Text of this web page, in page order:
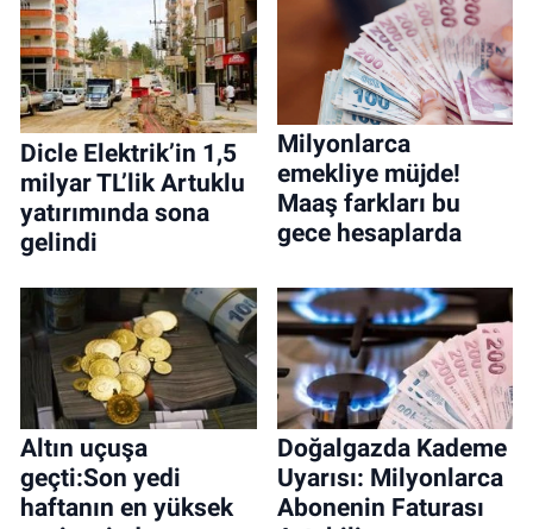
Dicle Elektrik’in 1,5
milyar TL’lik Artuklu
yatırımında sona
gelindi
Milyonlarca
emekliye müjde!
Maaş farkları bu
gece hesaplarda
Altın uçuşa
geçti:Son yedi
haftanın en yüksek
Doğalgazda Kademe
Uyarısı: Milyonlarca
Abonenin Faturası